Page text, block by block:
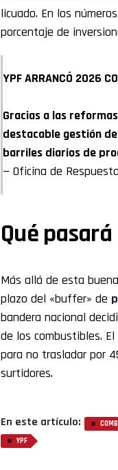
licuado. En los
porcentaje de
YPF ARRANCÓ 2026
Gracias a las
destacable gestión
barriles diarios de
— Oficina de
Qué
Más allá de esta
plazo del «buffer» de
bandera nacional
de los combustibles.
para no trasladar por
surtidores.
En este artículo:
YPF